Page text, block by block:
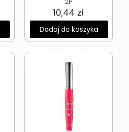
10,44 zł
Dodaj do koszyka